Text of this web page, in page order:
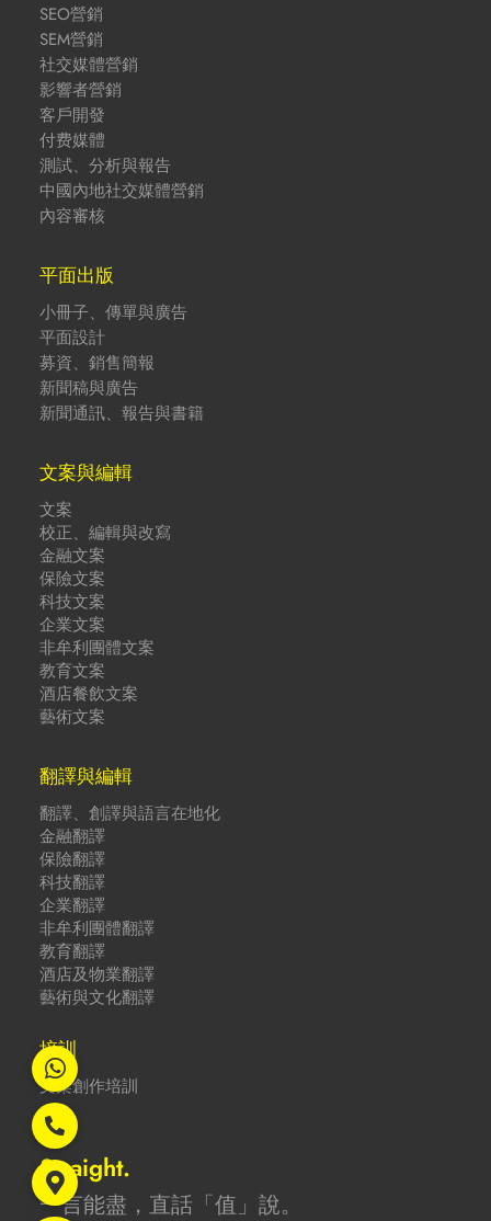
SEO營銷
SEM營銷
社交媒體營銷
影響者營銷
客戶開發
付费媒體
測試、分析與報告
中國內地社交媒體營銷
內容審核
平面出版
小冊子、傳單與廣告
平面設計
募資、銷售簡報
新聞稿與廣告
新聞通訊、報告與書籍
文案與編輯
文案
校正、編輯與改寫
金融文案
保險文案
科技文案
企業文案
非牟利團體文案
教育文案
酒店餐飲文案
藝術文案
翻譯與編輯
翻譯、創譯與語言在地化
金融翻譯
保險翻譯
科技翻譯
企業翻譯
非牟利團體翻譯
教育翻譯
酒店及物業翻譯
藝術與文化翻譯
培訓
文案創作培訓
Straight.
一言能盡，直話「值」說。